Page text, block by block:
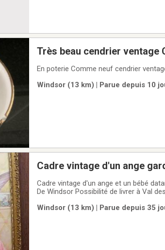
Très beau cendrier ventage
En poterie Comme neuf cendrier
Windsor (13 km) | Parue depuis 10
Cadre vintage d'un ange
Cadre vintage d'un ange et un bébé datant de 1942 dans son cadre original Grandeur 13 1/2 par 18 Prix 40$
De Windsor Possibilité de livrer à Val
Windsor (13 km) | Parue depuis 35